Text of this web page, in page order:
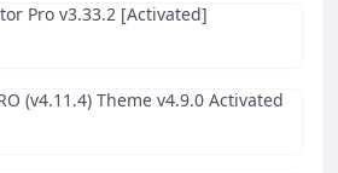
Pro v3.33.2 [Activated]
(v4.11.4) Theme v4.9.0 Activated